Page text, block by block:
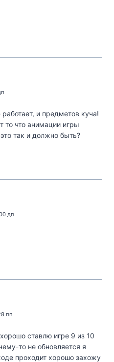
и предметов куча!
то что анимации игры
так и должно быть?
дп
пп
ставлю игре 9 из 10
то не обновляется я
проходит хорошо захожу